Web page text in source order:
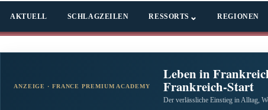
AKTUELL SCHLAGZEILEN RESSORTS ⌄ REGIONEN
ANZEIGE · FRANCE PREMIUM ACADEMY
Leben in
Frankreich-Start
Der verlässliche Einstieg in Alltag,